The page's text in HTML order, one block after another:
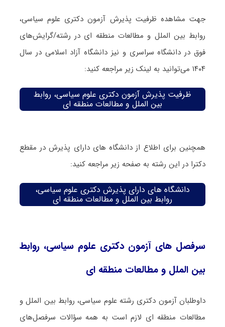
جهت مشاهده ظرفیت پذیرش آزمون دکتری علوم سیاسی،
روابط بین الملل و مطالعات منطقه ای در رشته/گرایش‌های
فوق در دانشگاه سراسری و نیز دانشگاه آزاد اسلامی در سال
۱۴۰۴ می‌توانید به لینک زیر مراجعه کنید:
ظرفیت پذیرش آزمون دکتری علوم سیاسی، روابط
بین الملل و مطالعات منطقه ای
همچنین برای اطلاع از دانشگاه های دارای پذیرش در مقطع
دکترا در این رشته به صفحه زیر مراجعه کنید:
دانشگاه های دارای پذیرش دکتری علوم سیاسی،
روابط بین الملل و مطالعات منطقه ای
سرفصل های آزمون دکتری علوم سیاسی، روابط
بین الملل و مطالعات منطقه ای
داوطلبان آزمون دکتری رشته علوم سیاسی، روابط بین الملل و
مطالعات منطقه ای لازم است به همه سؤالات سرفصل‌های